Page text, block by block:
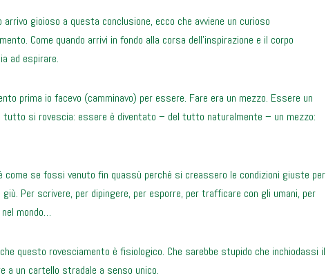
arrivo gioioso a questa conclusione, ecco che avviene un curioso
Come quando arrivi in fondo alla corsa dell’inspirazione e il corpo
ad espirare.
prima io facevo (camminavo) per essere. Fare era un mezzo. Essere un
tutto si rovescia: essere è diventato – del tutto naturalmente – un mezzo:
come se fossi venuto fin quassù perché si creassero le condizioni giuste per
Per scrivere, per dipingere, per esporre, per trafficare con gli umani, per
mondo…
questo rovesciamento è fisiologico. Che sarebbe stupido che inchiodassi il
a un cartello stradale a senso unico.